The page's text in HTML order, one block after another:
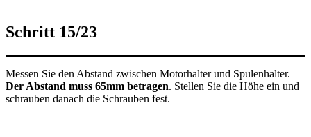
Schritt 15/23
Messen Sie den Abstand zwischen Motorhalter und Spulenhalter.
Der Abstand muss 65mm betragen. Stellen Sie die Höhe ein und
schrauben danach die Schrauben fest.